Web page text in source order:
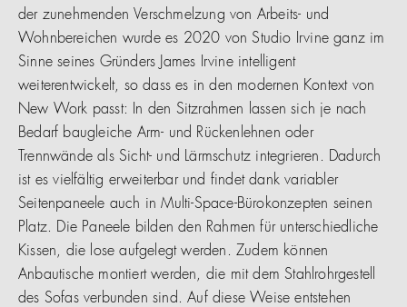
der zunehmenden Verschmelzung von Arbeits- und
Wohnbereichen wurde es 2020 von Studio Irvine ganz im
Sinne seines Gründers James Irvine intelligent
weiterentwickelt, so dass es in den modernen Kontext von
New Work passt: In den Sitzrahmen lassen sich je nach
Bedarf baugleiche Arm- und Rückenlehnen oder
Trennwände als Sicht- und Lärmschutz integrieren. Dadurch
ist es vielfältig erweiterbar und findet dank variabler
Seitenpaneele auch in Multi-Space-Bürokonzepten seinen
Platz. Die Paneele bilden den Rahmen für unterschiedliche
Kissen, die lose aufgelegt werden. Zudem können
Anbautische montiert werden, die mit dem Stahlrohrgestell
des Sofas verbunden sind. Auf diese Weise entstehen